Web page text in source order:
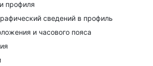
профиля
сведений в профиль
и часового пояса